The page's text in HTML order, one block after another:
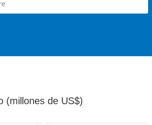
(millones de US$)